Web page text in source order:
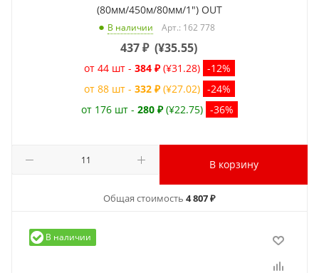
(80мм/450м/80мм/1") OUT
В наличии Арт.: 162 778
437₽ (¥35.55)
от 44 шт - 384 ₽ (¥31.28) -12%
от 88 шт - 332 ₽ (¥27.02) -24%
от 176 шт - 280 ₽ (¥22.75) -36%
В корзину
Общая стоимость 4 807 ₽
В наличии